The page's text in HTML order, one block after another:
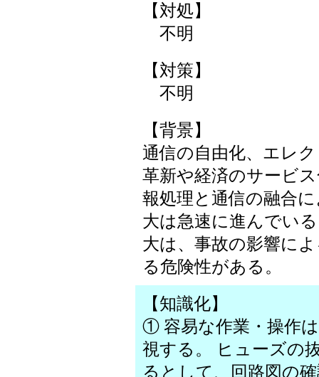
【対処】
不明
【対策】
不明
【背景】
通信の自由化、エレ
革新や経済のサービ
報処理と通信の融合
大は急速に進んでい
大は、事故の影響に
る危険性がある。
【知識化】
① 容易な作業・操作
視する。 ヒューズの
るとして、回路図の